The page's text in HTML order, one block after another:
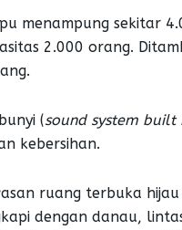
menampung sekitar
2.000 orang.
(sound system built
kebersihan.
ruang terbuka
dengan danau,